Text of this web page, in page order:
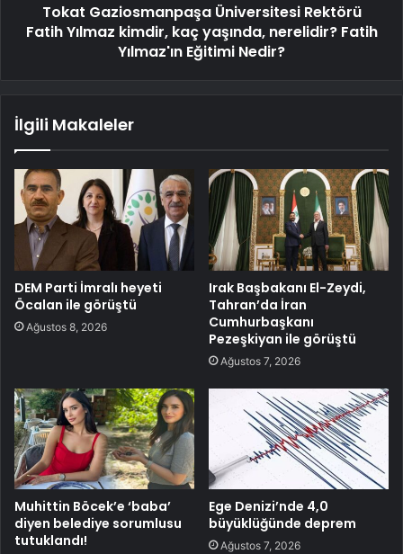
Tokat Gaziosmanpaşa Üniversitesi Rektörü
Fatih Yılmaz kimdir, kaç yaşında, nerelidir? Fatih
Yılmaz'ın Eğitimi Nedir?
İlgili Makaleler
DEM Parti İmralı heyeti
Öcalan ile görüştü
Ağustos 8, 2026
Irak Başbakanı El-Zeydi,
Tahran’da İran
Cumhurbaşkanı
Pezeşkiyan ile görüştü
Ağustos 7, 2026
Muhittin Böcek’e ‘baba’
diyen belediye sorumlusu
tutuklandı!
Ege Denizi’nde 4,0
büyüklüğünde deprem
Ağustos 7, 2026